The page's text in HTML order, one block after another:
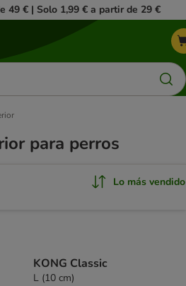
49 € | Solo 1,99 € a partir de 29 €
para perros
Lo más vendido
KONG Classic
L (10 cm)